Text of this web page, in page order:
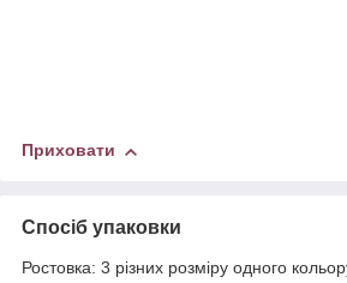
Приховати
Спосіб упаковки
Ростовка: 3 різних розміру одного